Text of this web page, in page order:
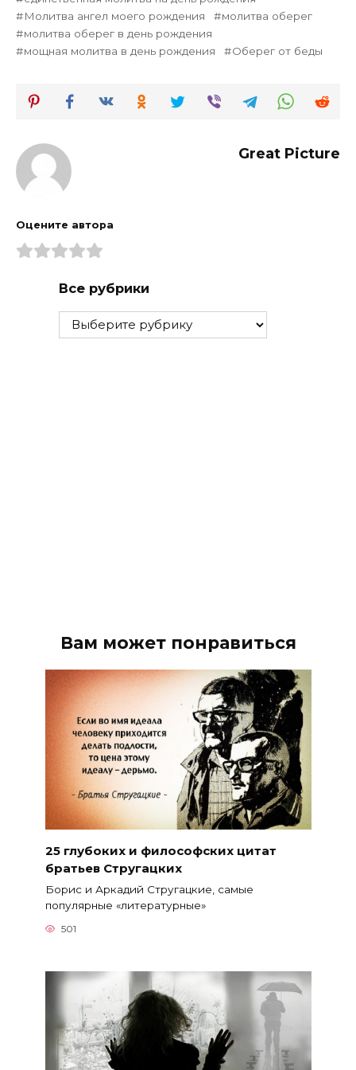
Молитва ангел моего рождения
молитва оберег
молитва оберег в день рождения
мощная молитва в день рождения
Оберег от беды
Great Picture
Оцените автора
Все рубрики
Все
рубрики
Вам может понравиться
25 глубоких и философских цитат
братьев Стругацких
Борис и Аркадий Стругацкие, самые
популярные «литературные»
501